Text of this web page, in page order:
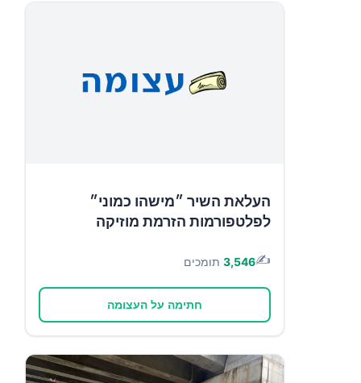
העלאת השיר ״מישהו כמוני״
לפלטפורמות הזרמת מוזיקה
✍️
3,546 תומכים
חתימה על העצומה